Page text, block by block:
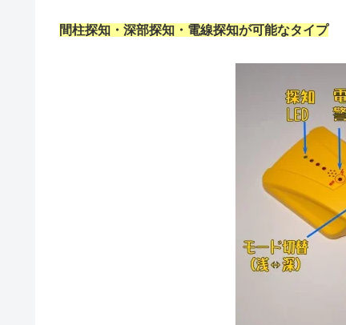
間柱探知・深部探知・電線探知が可能なタイプ